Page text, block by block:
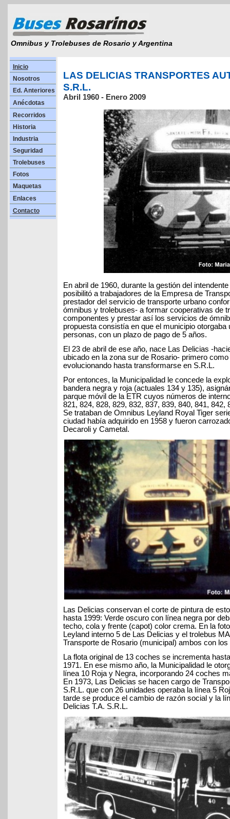
Omnibus y Trolebuses de Rosario y Argentina
Inicio
Nosotros
Ed. Anteriores
Anécdotas
Recorridos
Historia
Industria
Seguridad
Trolebuses
Fotos
Maquetas
Enlaces
Contacto
LAS DELICIAS TRANSPORTES
S.R.L.
Abril 1960 - Enero 2009
En abril de 1960, durante la gestión del
posibilitó a trabajadores de la Empresa de
prestador del servicio de transporte urbano
ómnibus y trolebuses- a formar cooperativas de
componentes y prestar así los servicios de
propuesta consistía en que el municipio otorgaba
personas, con un plazo de pago de 5 años.
El 23 de abril de ese año, nace Las Delicias -
ubicado en la zona sur de Rosario- primero
evolucionando hasta transformarse en S.R.L.
Por entonces, la Municipalidad le concede la
bandera negra y roja (actuales 134 y 135),
parque móvil de la ETR cuyos números de
821, 824, 828, 829, 832, 837, 839, 840, 841, 842,
Se trataban de Omnibus Leyland Royal Tiger
ciudad había adquirido en 1958 y fueron
Decaroli y Cametal.
Las Delicias conservan el corte de pintura de
hasta 1999: Verde oscuro con línea negra por
techo, cola y frente (capot) color crema. En la
Leyland interno 5 de Las Delicias y el trolebus
Transporte de Rosario (municipal) ambos con
La flota original de 13 coches se incrementa
1971. En ese mismo año, la Municipalidad le
línea 10 Roja y Negra, incorporando 24 coches
En 1973, Las Delicias se hacen cargo de
S.R.L. que con 26 unidades operaba la línea 5
tarde se produce el cambio de razón social y la
Delicias T.A. S.R.L.